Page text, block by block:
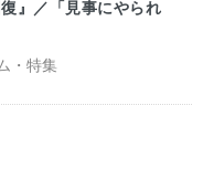
・特集
』／「見事にやられ